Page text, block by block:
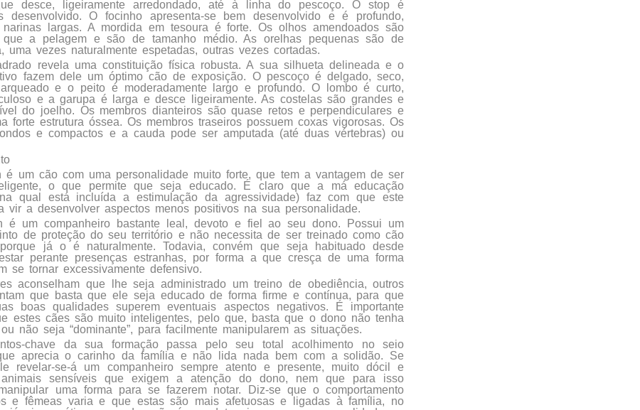
desce, ligeiramente arredondado, até à linha do pescoço. O stop é
desenvolvido. O focinho apresenta-se bem desenvolvido e é profundo,
largas. A mordida em tesoura é forte. Os olhos amendoados são
que a pelagem e são de tamanho médio. As orelhas pequenas são de
uma vezes naturalmente espetadas, outras vezes cortadas.
revela uma constituição física robusta. A sua silhueta delineada e o
fazem dele um óptimo cão de exposição. O pescoço é delgado, seco,
e o peito é moderadamente largo e profundo. O lombo é curto,
e a garupa é larga e desce ligeiramente. As costelas são grandes e
do joelho. Os membros dianteiros são quase retos e perpendiculares e
forte estrutura óssea. Os membros traseiros possuem coxas vigorosas. Os
e compactos e a cauda pode ser amputada (até duas vértebras) ou
é um cão com uma personalidade muito forte, que tem a vantagem de ser
o que permite que seja educado. É claro que a má educação
na qual está incluída a estimulação da agressividade) faz com que este
vir a desenvolver aspectos menos positivos na sua personalidade.
é um companheiro bastante leal, devoto e fiel ao seu dono. Possui um
de proteção do seu território e não necessita de ser treinado como cão
já o é naturalmente. Todavia, convém que seja habituado desde
perante presenças estranhas, por forma a que cresça de uma forma
se tornar excessivamente defensivo.
aconselham que lhe seja administrado um treino de obediência, outros
que basta que ele seja educado de forma firme e contínua, para que
boas qualidades superem eventuais aspectos negativos. É importante
estes cães são muito inteligentes, pelo que, basta que o dono não tenha
não seja “dominante”, para facilmente manipularem as situações.
chave da sua formação passa pelo seu total acolhimento no seio
aprecia o carinho da família e não lida nada bem com a solidão. Se
revelar-se-á um companheiro sempre atento e presente, muito dócil e
sensíveis que exigem a atenção do dono, nem que para isso
uma forma para se fazerem notar. Diz-se que o comportamento
e fêmeas varia e que estas são mais afetuosas e ligadas à família, no